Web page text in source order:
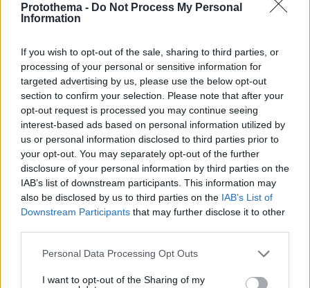
Protothema - Do Not Process My Personal
Information
If you wish to opt-out of the sale, sharing to third parties, or
processing of your personal or sensitive information for
targeted advertising by us, please use the below opt-out
section to confirm your selection. Please note that after your
opt-out request is processed you may continue seeing
interest-based ads based on personal information utilized by
us or personal information disclosed to third parties prior to
your opt-out. You may separately opt-out of the further
disclosure of your personal information by third parties on the
IAB’s list of downstream participants. This information may
also be disclosed by us to third parties on the IAB’s List of
Downstream Participants that may further disclose it to other
Please note that this website/app uses one or more Google
not limited to your visit or usage behaviour. You may click to
Personal Data Processing Opt Outs
I want to opt-out of the Sharing of my
Το «θρίλερ» με το ιρανικό πετρέλαιο - Δείτε αποκλειστικές
φωτογραφίες από την κατάσχεση ανοιχτά της Καρύστου
28.05.2022, 16:53
Thema Insights